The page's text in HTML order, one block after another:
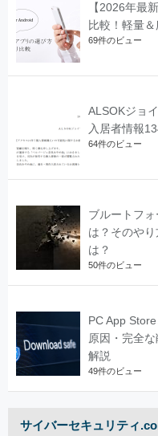
【2026年最
比較！軽量
69件のビュー
ALSOKジョ
入居者情報
64件のビュー
ブルートフ
は？そのや
は？
50件のビュー
PC App
原因・完全
解説
49件のビュー
サイバーセキュリティ